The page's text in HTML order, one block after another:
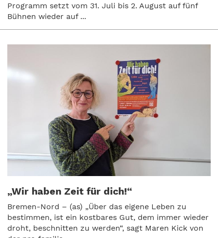
Programm setzt vom 31. Juli bis 2. August auf fünf
Bühnen wieder auf ...
„Wir haben Zeit für dich!“
Bremen-Nord – (as) „Über das eigene Leben zu
bestimmen, ist ein kostbares Gut, dem immer wieder
droht, beschnitten zu werden“, sagt Maren Kick von